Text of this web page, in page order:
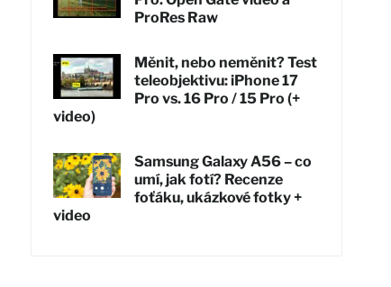
ProRes Raw
Měnit, nebo neměnit? Test
teleobjektivu: iPhone 17
Pro vs. 16 Pro / 15 Pro (+
video)
Samsung Galaxy A56 – co
umí, jak fotí? Recenze
foťáku, ukázkové fotky +
video